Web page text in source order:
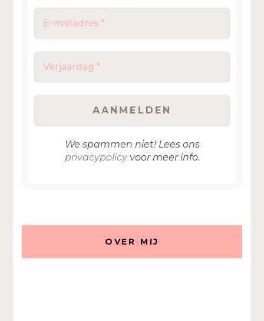
We spammen niet! Lees ons
privacypolicyvoor meer info.
OVER MIJ